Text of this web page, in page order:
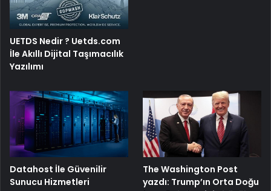
UETDS Nedir ? Uetds.com
İle Akıllı Dijital Taşımacılık
Yazılımı
Datahost İle Güvenilir
Sunucu Hizmetleri
The Washington Post
yazdı: Trump’ın Orta Doğu